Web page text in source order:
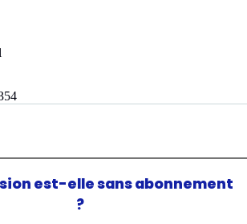
est-elle sans abonnement
?